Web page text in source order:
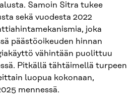
Samoin Sitra tukee
sekä vuodesta 2022
joka
päästöoikeuden hinnan
vähintään puolittuu
Pitkällä tähtäimellä turpeen
luopua kokonaan,
mennessä.